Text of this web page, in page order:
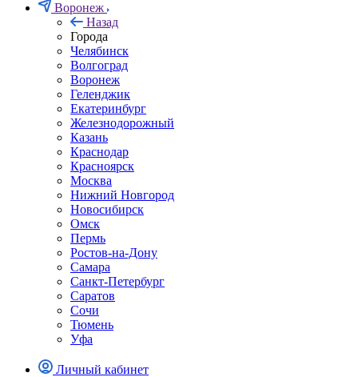
Воронеж
Назад
Города
Челябинск
Волгоград
Воронеж
Геленджик
Екатеринбург
Железнодорожный
Казань
Краснодар
Красноярск
Москва
Нижний Новгород
Новосибирск
Омск
Пермь
Ростов-на-Дону
Самара
Санкт-Петербург
Саратов
Сочи
Тюмень
Уфа
Личный кабинет